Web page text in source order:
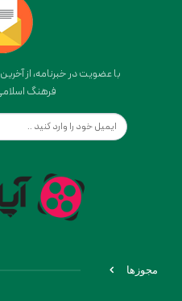
با عضویت در خبرنامه، از
فرهنگ
مجوزها